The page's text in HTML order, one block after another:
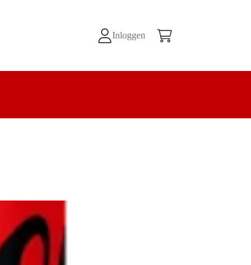
Inloggen Winkelwagen